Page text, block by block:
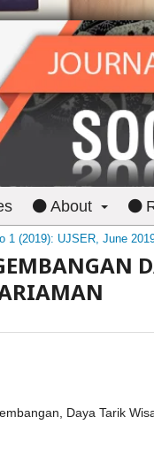
About
1 (2019): UJSER, June
Daya Tarik